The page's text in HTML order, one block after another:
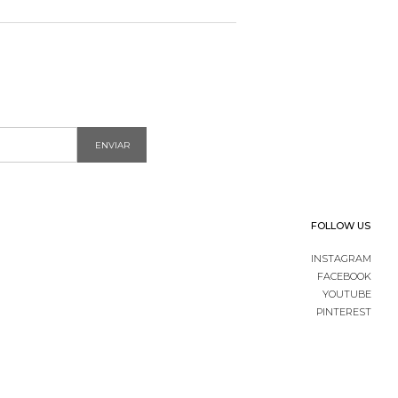
ENVIAR
FOLLOW US
INSTAGRAM
FACEBOOK
YOUTUBE
PINTEREST